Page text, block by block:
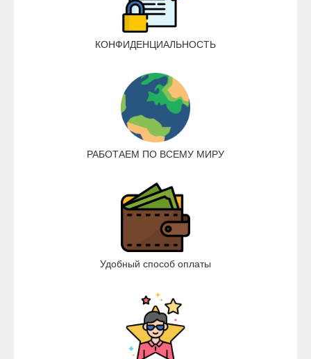
КОНФИДЕНЦИАЛЬНОСТЬ
РАБОТАЕМ ПО ВСЕМУ МИРУ
Удобный способ оплаты